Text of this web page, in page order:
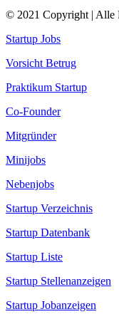
© 2021 Copyright | Alle
Startup Jobs
Vorsicht Betrug
Praktikum Startup
Co-Founder
Mitgründer
Minijobs
Nebenjobs
Startup Verzeichnis
Startup Datenbank
Startup Liste
Startup Stellenanzeigen
Startup Jobanzeigen